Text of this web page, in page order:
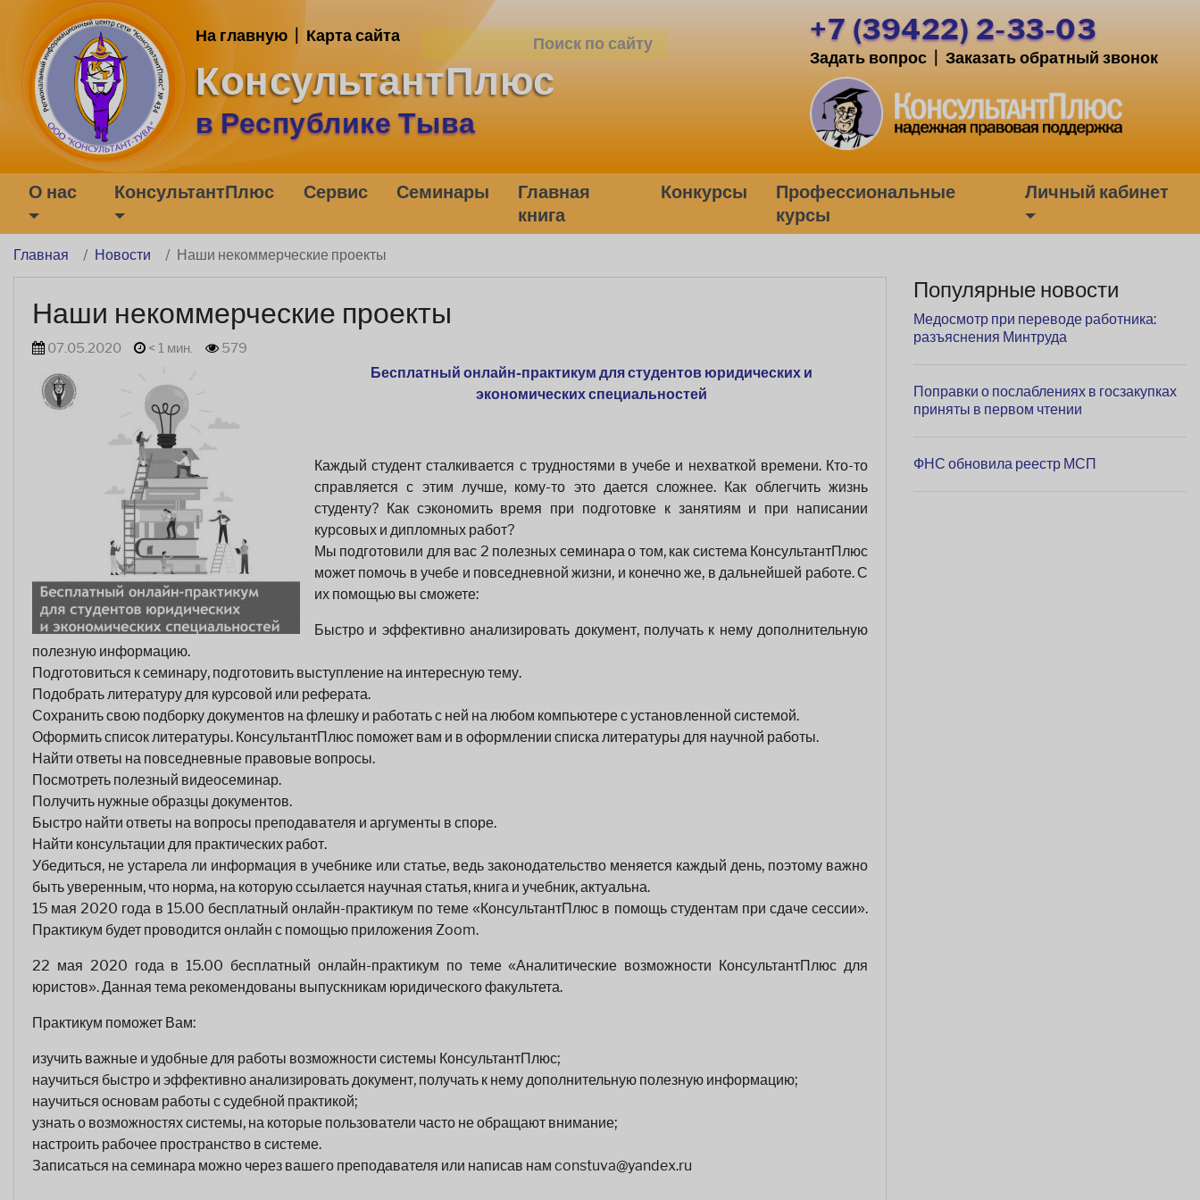
На главную Карта сайта
КонсультантПлюс
в Республике Тыва
+7 (39422) 2-33-03
Задать вопрос Заказать обратный звонок
О нас КонсультантПлюс Сервис Семинары
Главная
книга
Конкурсы
Профессиональные
курсы
Личный кабинет
Главная Новости Наши некоммерческие проекты
Наши некоммерческие проекты
07.05.2020 < 1 мин. 579
Бесплатный онлайн-практикум для студентов юридических и
экономических специальностей
Каждый студент сталкивается с трудностями в учебе и нехваткой времени. Кто-то
справляется с этим лучше, кому-то это дается сложнее. Как облегчить жизнь
студенту? Как сэкономить время при подготовке к занятиям и при написании
курсовых и дипломных работ?
Мы подготовили для вас 2 полезных семинара о том, как система КонсультантПлюс
может помочь в учебе и повседневной жизни, и конечно же, в дальнейшей работе. С
их помощью вы сможете:
Быстро и эффективно анализировать документ, получать к нему дополнительную
полезную информацию.
Подготовиться к семинару, подготовить выступление на интересную тему.
Подобрать литературу для курсовой или реферата.
Сохранить свою подборку документов на флешку и работать с ней на любом компьютере с установленной системой.
Оформить список литературы. КонсультантПлюс поможет вам и в оформлении списка литературы для научной работы.
Найти ответы на повседневные правовые вопросы.
Посмотреть полезный видеосеминар.
Получить нужные образцы документов.
Быстро найти ответы на вопросы преподавателя и аргументы в споре.
Найти консультации для практических работ.
Убедиться, не устарела ли информация в учебнике или статье, ведь законодательство меняется каждый день, поэтому важно
быть уверенным, что норма, на которую ссылается научная статья, книга и учебник, актуальна.
15 мая 2020 года в 15.00 бесплатный онлайн-практикум по теме «КонсультантПлюс в помощь студентам при сдаче сессии».
Практикум будет проводится онлайн с помощью приложения Zoom.
22 мая 2020 года в 15.00 бесплатный онлайн-практикум по теме «Аналитические возможности КонсультантПлюс для
юристов». Данная тема рекомендованы выпускникам юридического факультета.
Практикум поможет Вам:
изучить важные и удобные для работы возможности системы КонсультантПлюс;
научиться быстро и эффективно анализировать документ, получать к нему дополнительную полезную информацию;
научиться основам работы с судебной практикой;
узнать о возможностях системы, на которые пользователи часто не обращают внимание;
настроить рабочее пространство в системе.
Записаться на семинара можно через вашего преподавателя или написав нам constuva@yandex.ru
Популярные новости
Медосмотр при переводе работника:
разъяснения Минтруда
Поправки о послаблениях в госзакупках
приняты в первом чтении
ФНС обновила реестр МСП